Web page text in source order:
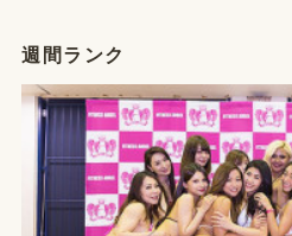
週間ランク